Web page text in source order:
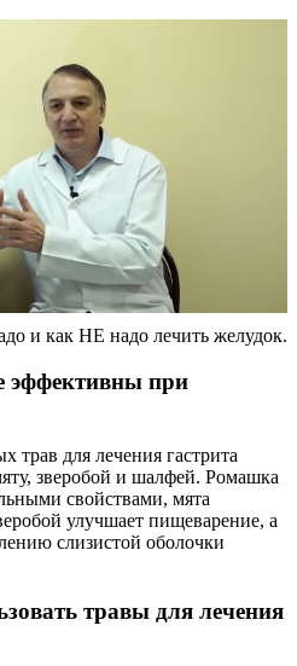
и как НЕ надо лечить желудок.
эффективны при
трав для лечения гастрита
зверобой и шалфей. Ромашка
свойствами, мята
улучшает пищеварение, а
слизистой оболочки
травы для лечения